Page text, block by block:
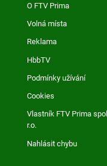
O FTV Prima
Volná místa
Reklama
HbbTV
Podmínky užívání
Cookies
Vlastník FTV Prima
r.o.
Nahlásit chybu